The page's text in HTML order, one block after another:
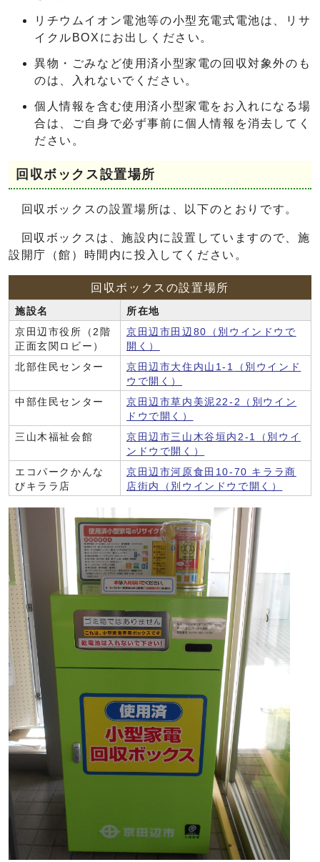
リチウムイオン電池等の小型充電式電池は、リサ
イクルBOXにお出しください。
異物・ごみなど使用済小型家電の回収対象外のも
のは、入れないでください。
個人情報を含む使用済小型家電をお入れになる場
合は、ご自身で必ず事前に個人情報を消去してく
ださい。
回収ボックス設置場所
回収ボックスの設置場所は、以下のとおりです。
回収ボックスは、施設内に設置していますので、施
設開庁（館）時間内に投入してください。
回収ボックスの設置場所
施設名
所在地
京田辺市役所（2階
正面玄関ロビー）
京田辺市田辺80
（別ウインドウで
開く）
北部住民センター
京田辺市大住内山1-1
（別ウインド
ウで開く）
中部住民センター
京田辺市草内美泥22-2
（別ウイン
ドウで開く）
三山木福祉会館
京田辺市三山木谷垣内2-1
（別ウイ
ンドウで開く）
エコパークかんな
びキララ店
京田辺市河原食田10-70 キララ商
店街内
（別ウインドウで開く）